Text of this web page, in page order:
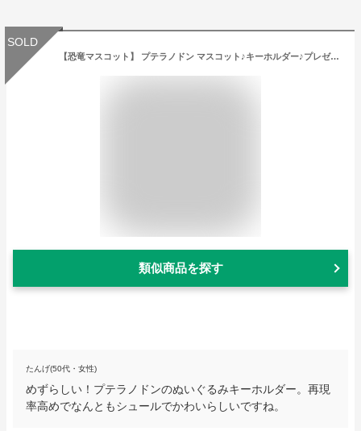
SOLD
【恐竜マスコット】 プテラノドン マスコット♪キーホルダー♪プレゼント♪かわいい♪インテリア♪ぬいぐるみ♪ドライブ♪ベビーカー♪キッズ♪子供♪
類似商品を探す
たんげ(50代・女性)
めずらしい！プテラノドンのぬいぐるみキーホルダー。再現
率高めでなんともシュールでかわいらしいですね。